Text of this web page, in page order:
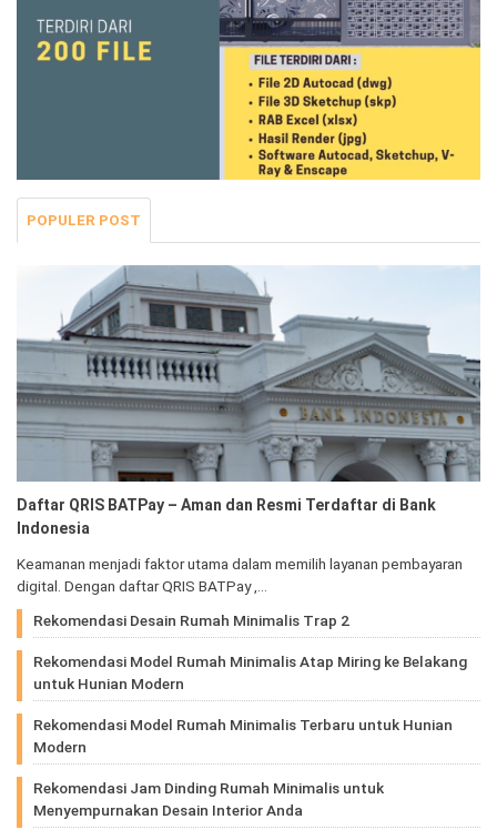
POPULER POST
Daftar QRIS BATPay – Aman dan Resmi Terdaftar di Bank
Indonesia
Keamanan menjadi faktor utama dalam memilih layanan pembayaran
digital. Dengan daftar QRIS BATPay ,…
Rekomendasi Desain Rumah Minimalis Trap 2
Rekomendasi Model Rumah Minimalis Atap Miring ke Belakang
untuk Hunian Modern
Rekomendasi Model Rumah Minimalis Terbaru untuk Hunian
Modern
Rekomendasi Jam Dinding Rumah Minimalis untuk
Menyempurnakan Desain Interior Anda